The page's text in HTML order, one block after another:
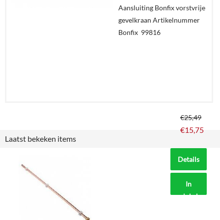
Aansluiting Bonfix vorstvrije
gevelkraan Artikelnummer
Bonfix 99816
€25,49
€15,75
Details
In
winkelmand
Laatst bekeken items